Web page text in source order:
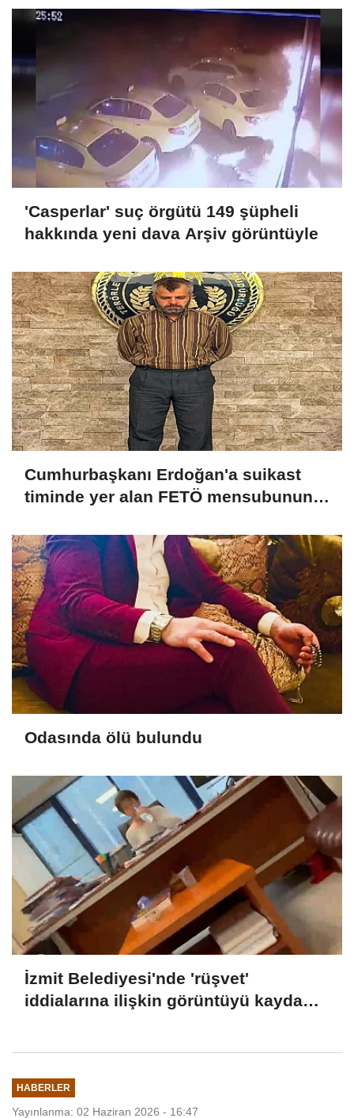
'Casperlar' suç örgütü 149 şüpheli
hakkında yeni dava Arşiv görüntüyle
Cumhurbaşkanı Erdoğan'a suikast
timinde yer alan FETÖ mensubunun
Odasında ölü bulundu
İzmit Belediyesi'nde 'rüşvet'
iddialarına ilişkin görüntüyü kayda
HABERLER
Yayınlanma: 02 Haziran 2026 - 16:47